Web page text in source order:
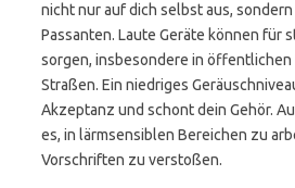
nicht nur auf dich selbst aus,
Passanten. Laute Geräte können für
sorgen, insbesondere in öffentlichen
Straßen. Ein niedriges
Akzeptanz und schont dein Gehör.
es, in lärmsensiblen Bereichen zu
Vorschriften zu verstoßen.